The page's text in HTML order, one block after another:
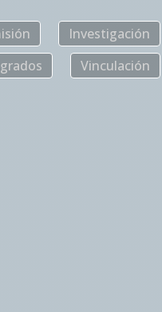
Investigación
Vinculación